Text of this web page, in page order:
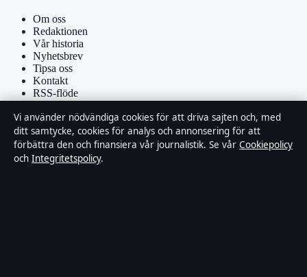
Om oss
Redaktionen
Vår historia
Nyhetsbrev
Tipsa oss
Kontakt
RSS-flöde
Förtroende & standarder
Källor & standarder
Redaktionell policy
Vi använder nödvändiga cookies för att driva sajten och, med
ditt samtycke, cookies för analys och annonsering för att
förbättra den och finansiera vår journalistik. Se vår Cookiepolicy
och Integritetspolicy.